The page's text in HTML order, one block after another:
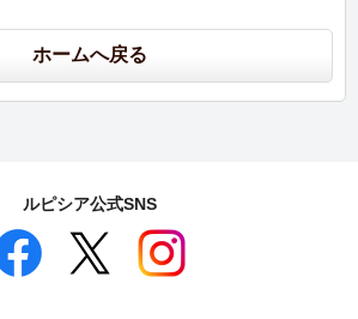
ルピシア公式SNS